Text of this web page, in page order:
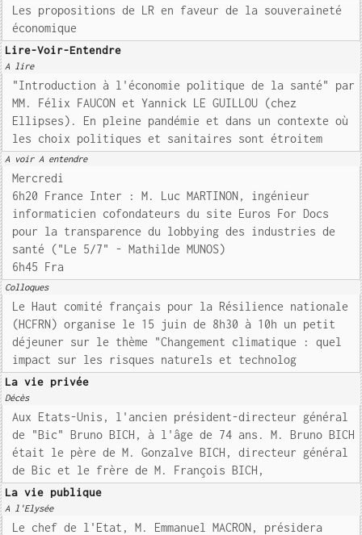
Les propositions de LR en faveur de la souveraineté
économique
Lire-Voir-Entendre
A lire
"Introduction à l'économie politique de la santé" par
MM. Félix FAUCON et Yannick LE GUILLOU (chez
Ellipses). En pleine pandémie et dans un contexte où
les choix politiques et sanitaires sont étroitem
A voir A entendre
Mercredi
6h20 France Inter : M. Luc MARTINON, ingénieur
informaticien cofondateurs du site Euros For Docs
pour la transparence du lobbying des industries de
santé ("Le 5/7" - Mathilde MUNOS)
6h45 Fra
Colloques
Le Haut comité français pour la Résilience nationale
(HCFRN) organise le 15 juin de 8h30 à 10h un petit
déjeuner sur le thème "Changement climatique : quel
impact sur les risques naturels et technolog
La vie privée
Décès
Aux Etats-Unis, l'ancien président-directeur général
de "Bic" Bruno BICH, à l'âge de 74 ans. M. Bruno BICH
était le père de M. Gonzalve BICH, directeur général
de Bic et le frère de M. François BICH,
La vie publique
A l'Elysée
Le chef de l'Etat, M. Emmanuel MACRON, présidera